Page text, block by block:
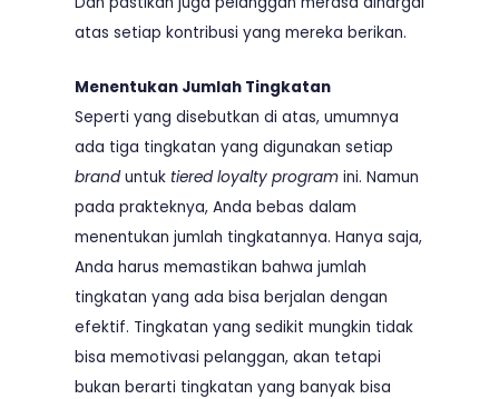
atas setiap kontribusi yang mereka berikan.
Menentukan Jumlah Tingkatan
Seperti yang disebutkan di atas, umumnya
ada tiga tingkatan yang digunakan setiap
branduntuk tiered loyalty program ini. Namun
pada prakteknya, Anda bebas dalam
menentukan jumlah tingkatannya. Hanya saja,
Anda harus memastikan bahwa jumlah
tingkatan yang ada bisa berjalan dengan
efektif. Tingkatan yang sedikit mungkin tidak
bisa memotivasi pelanggan, akan tetapi
bukan berarti tingkatan yang banyak bisa